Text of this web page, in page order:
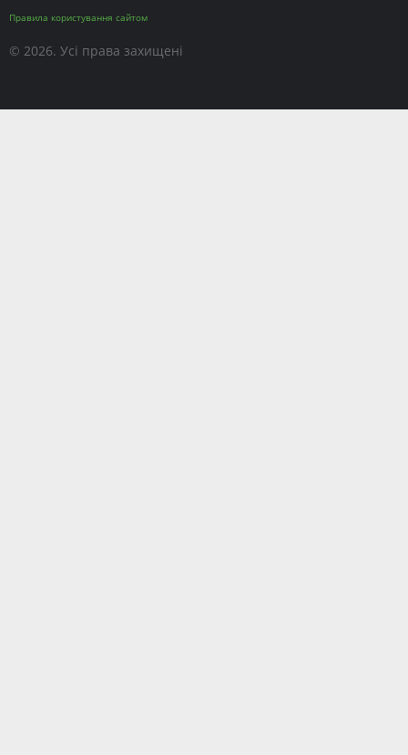
Правила користування сайтом
© 2026. Усі права захищені